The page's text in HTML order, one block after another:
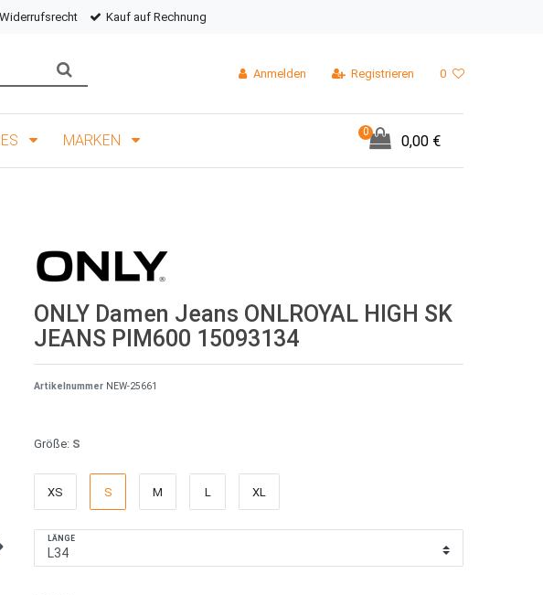
Kauf auf Rechnung
Anmelden Registrieren 0
MARKEN
0
0,00 €
ONLY Damen Jeans ONLROYAL HIGH SK
JEANS PIM600 15093134
Artikelnummer NEW-25661
Größe: S
XS S M L XL
LÄNGE